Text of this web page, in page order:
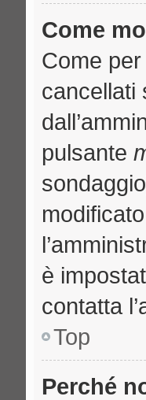
Come
Come
cancellati
pulsante
è
contatta
Top
Perché